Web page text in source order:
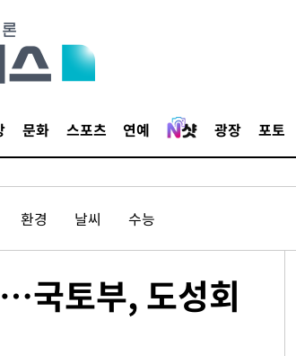
문화 스포츠 연예 광장 포토
환경 날씨 수능
국토부, 도성회